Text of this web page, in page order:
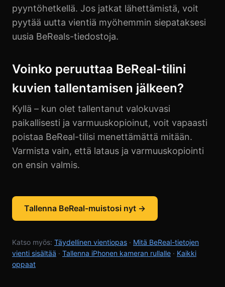
pyyntöhetkellä. Jos jatkat lähettämistä, voit
pyytää uutta vientiä myöhemmin siepataksesi
uusia BeReals-tiedostoja.
Voinko peruuttaa BeReal-tilini
kuvien tallentamisen jälkeen?
Kyllä – kun olet tallentanut valokuvasi
paikallisesti ja varmuuskopioinut, voit vapaasti
poistaa BeReal-tilisi menettämättä mitään.
Varmista vain, että lataus ja varmuuskopiointi
on ensin valmis.
Tallenna BeReal-muistosi nyt →
Katso myös: Täydellinen vientiopas · Mitä BeReal-tietojen
vienti sisältää · Tallenna iPhonen kameran rullalle · Kaikki
oppaat